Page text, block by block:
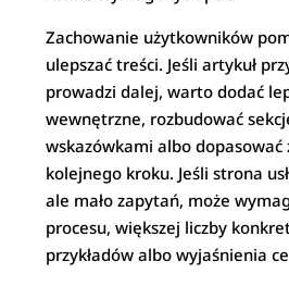
Zachowanie użytkowników
ulepszać treści. Jeśli artykuł
prowadzi dalej, warto dodać
wewnętrzne, rozbudować
wskazówkami albo dopasować
kolejnego kroku. Jeśli strona
ale mało zapytań, może
procesu, większej liczby
przykładów albo wyjaśnienia